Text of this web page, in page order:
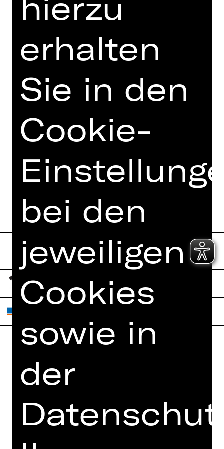
Opernfreunde
Home
Spielplan
Newsletter
Kartenkauf
AGB
erhalten
Sie in den
Cookie-
bei den
jeweiligen
Cookies
sowie in
der